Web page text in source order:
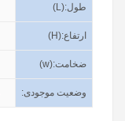
طول(L):
ارتفاع(H):
ضخامت(w):
وضعیت موجودی: